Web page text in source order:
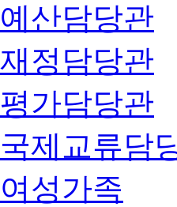
예산담당관
재정담당관
평가담당관
국제교류담
여성가족